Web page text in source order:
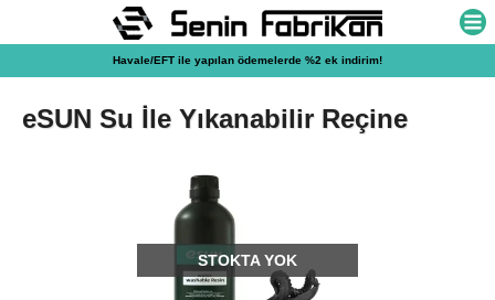
Havale/EFT ile yapılan ödemelerde %2 ek indirim!
eSUN Su İle Yıkanabilir Reçine
STOKTA YOK